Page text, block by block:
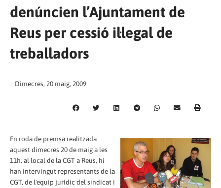
denúncien l’Ajuntament de
Reus per cessió il·legal de
treballadors
Dimecres, 20 maig, 2009
En roda de premsa realitzada
aquest dimecres 20 de maig a les
11h. al local de la CGT a Reus, hi
han intervingut representants de la
CGT, de l'equip jurídic del sindicat i